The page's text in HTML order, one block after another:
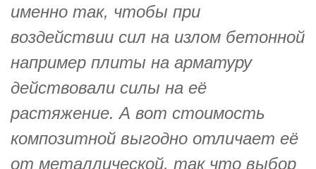
именно так, чтобы при
воздействии сил на излом бетонной
например плиты на арматуру
действовали силы на её
растяжение. А вот стоимость
композитной выгодно отличает её
от металлической, так что выбор